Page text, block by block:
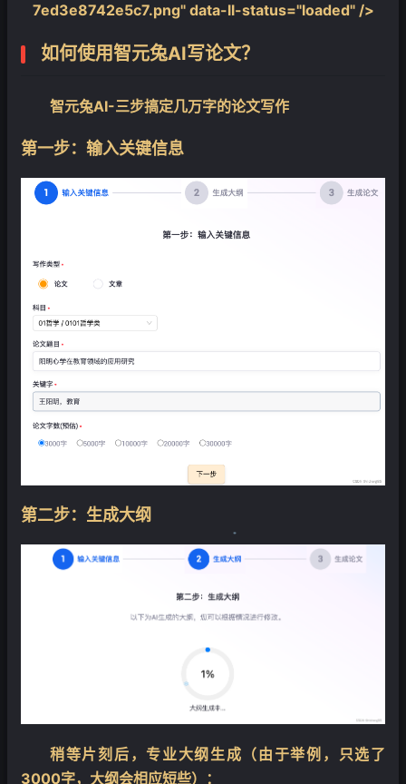
7ed3e8742e5c7.png" data-ll-status="loaded" />
如何使用智元兔AI写论文？
智元兔AI-三步搞定几万字的论文写作
第一步：输入关键信息
第二步：生成大纲
稍等片刻后，专业大纲生成（由于举例，只选了
3000字，大纲会相应短些）：